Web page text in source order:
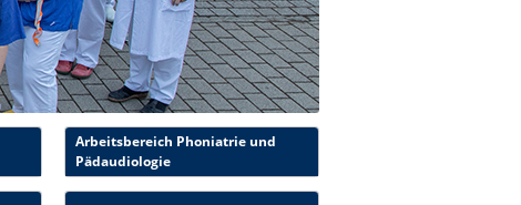
Arbeitsbereich Phoniatrie und
Pädaudiologie